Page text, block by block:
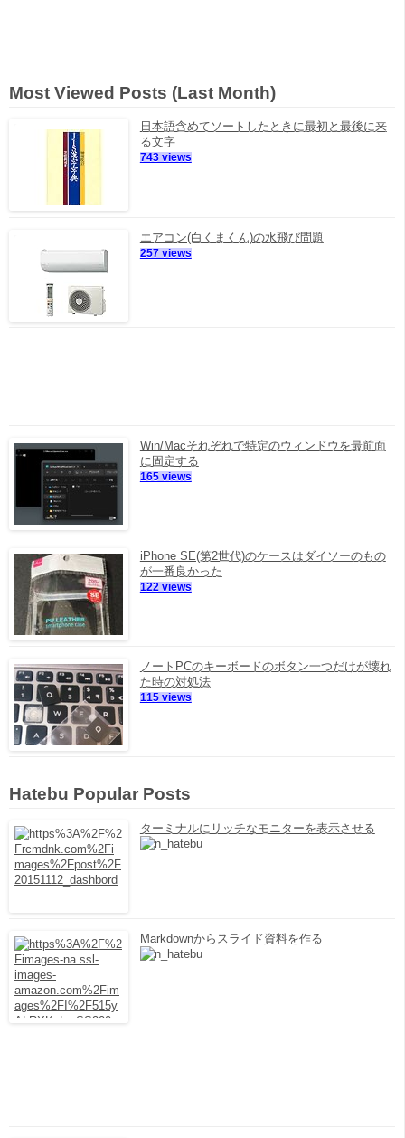
Most Viewed Posts (Last Month)
日本語含めてソートしたときに最初と最後に来
る文字
743 views
エアコン(白くまくん)の水飛び問題
257 views
Win/Macそれぞれで特定のウィンドウを最前面
に固定する
165 views
iPhone SE(第2世代)のケースはダイソーのもの
が一番良かった
122 views
ノートPCのキーボードのボタン一つだけが壊れ
た時の対処法
115 views
Hatebu Popular Posts
ターミナルにリッチなモニターを表示させる
Markdownからスライド資料を作る